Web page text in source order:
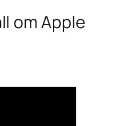
om Apple